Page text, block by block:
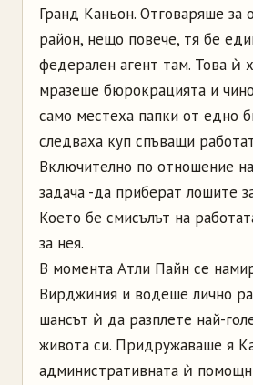
Гранд Каньон. Отговаряше за
район, нещо повече, тя бе
федерален агент там. Това ѝ
мразеше бюрокрацията и
само местеха папки от едно
следваха куп спъващи
Включително по отношение
задача -да приберат лошите
Което бе смисълът на
за нея.
В момента Атли Пайн се
Вирджиния и водеше лично
шансът ѝ да разплете най-
живота си. Придружаваше я
административната ѝ